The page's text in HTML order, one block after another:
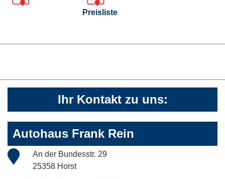
Preisliste
Ihr Kontakt zu uns:
Autohaus Frank Rein
An der Bundesstr. 29
25358 Horst